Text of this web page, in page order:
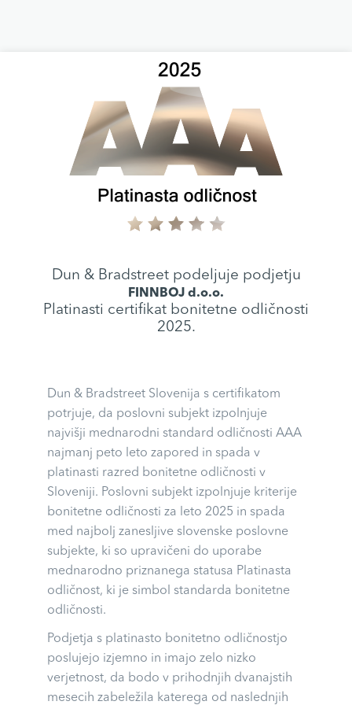
Dun & Bradstreet podeljuje podjetju
FINNBOJ d.o.o.
Platinasti certifikat bonitetne odličnosti
2025.
Dun & Bradstreet Slovenija s certifikatom
potrjuje, da poslovni subjekt izpolnjuje
najvišji mednarodni standard odličnosti AAA
najmanj peto leto zapored in spada v
platinasti razred bonitetne odličnosti v
Sloveniji. Poslovni subjekt izpolnjuje kriterije
bonitetne odličnosti za leto 2025 in spada
med najbolj zanesljive slovenske poslovne
subjekte, ki so upravičeni do uporabe
mednarodno priznanega statusa Platinasta
odličnost, ki je simbol standarda bonitetne
odličnosti.
Podjetja s platinasto bonitetno odličnostjo
poslujejo izjemno in imajo zelo nizko
verjetnost, da bodo v prihodnjih dvanajstih
mesecih zabeležila katerega od naslednjih